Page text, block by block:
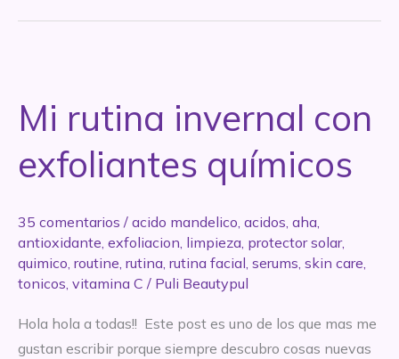
y
que
que
Mi rutina invernal con
exfoliantes químicos
35 comentarios / acido mandelico, acidos, aha,
antioxidante, exfoliacion, limpieza, protector solar,
quimico, routine, rutina, rutina facial, serums, skin care,
tonicos, vitamina C / Puli Beautypul
Hola hola a todas!! Este post es uno de los que mas me
gustan escribir porque siempre descubro cosas nuevas